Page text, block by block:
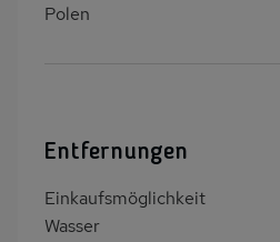
Polen
Entfernungen
Einkaufsmöglichkeit
Wasser